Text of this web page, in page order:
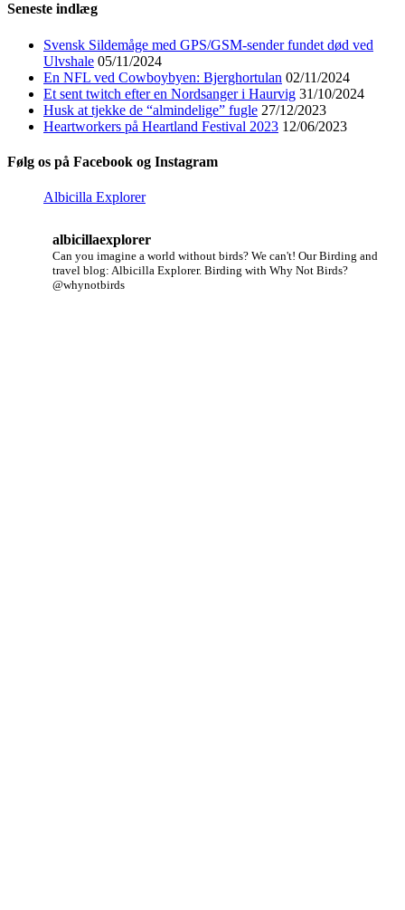
Seneste indlæg
Svensk Sildemåge med GPS/GSM-sender fundet død ved
Ulvshale 05/11/2024
En NFL ved Cowboybyen: Bjerghortulan 02/11/2024
Et sent twitch efter en Nordsanger i Haurvig 31/10/2024
Husk at tjekke de “almindelige” fugle 27/12/2023
Heartworkers på Heartland Festival 2023 12/06/2023
Følg os på Facebook og Instagram
Albicilla Explorer
albicillaexplorer
Can you imagine a world without birds? We can't! Our Birding and
travel blog: Albicilla Explorer. Birding with Why Not Birds?
@whynotbirds